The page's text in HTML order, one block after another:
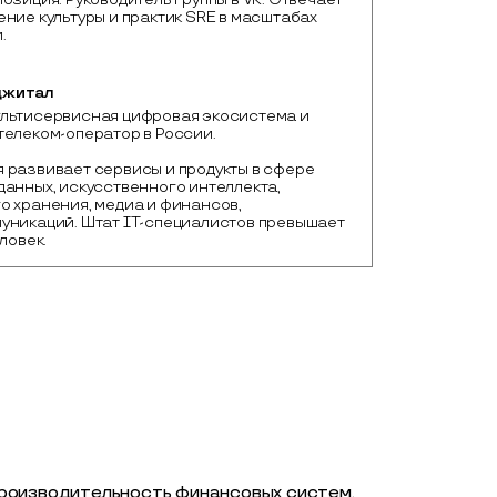
культуры и практик SRE в масштабах
цифровая экосистема и
оператор в России.
развивает сервисы и продукты в сфере
искусственного интеллекта,
хранения, медиа и финансов,
Штат IT-специалистов превышает
финансовых систем.